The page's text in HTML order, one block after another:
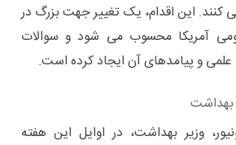
کنند. این اقدام، یک تغییر جهت بزرگ در
آمریکا محسوب می شود و سوالات
علمی و پیامدهای آن ایجاد کرده است.
بهداشت
وزیر بهداشت، در اوایل این هفته